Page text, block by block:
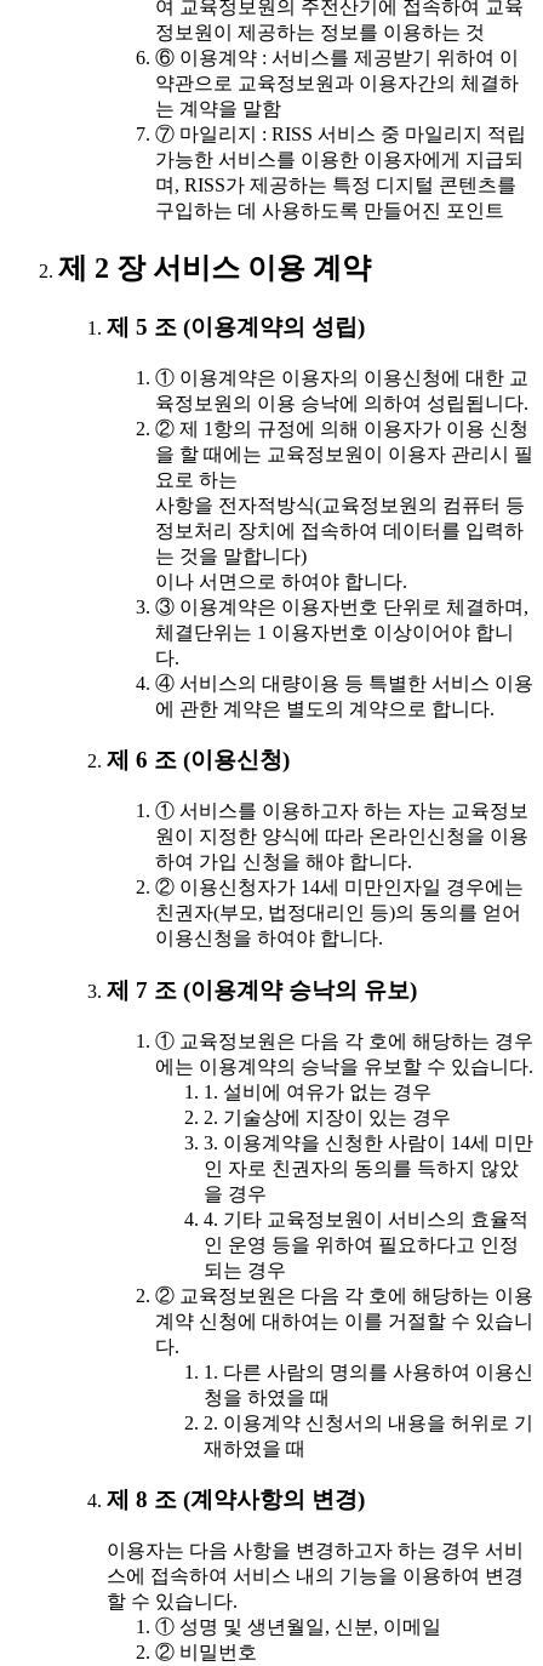
여 교육정보원의 주전산기에 접속하여 교육
정보원이 제공하는 정보를 이용하는 것
⑥ 이용계약 : 서비스를 제공받기 위하여 이
약관으로 교육정보원과 이용자간의 체결하
는 계약을 말함
⑦ 마일리지 : RISS 서비스 중 마일리지 적립
가능한 서비스를 이용한 이용자에게 지급되
며, RISS가 제공하는 특정 디지털 콘텐츠를
구입하는 데 사용하도록 만들어진 포인트
제 2 장 서비스 이용 계약
제 5 조 (이용계약의 성립)
① 이용계약은 이용자의 이용신청에 대한 교
육정보원의 이용 승낙에 의하여 성립됩니다.
② 제 1항의 규정에 의해 이용자가 이용 신청
을 할 때에는 교육정보원이 이용자 관리시 필
요로 하는
사항을 전자적방식(교육정보원의 컴퓨터 등
정보처리 장치에 접속하여 데이터를 입력하
는 것을 말합니다)
이나 서면으로 하여야 합니다.
③ 이용계약은 이용자번호 단위로 체결하며,
체결단위는 1 이용자번호 이상이어야 합니
다.
④ 서비스의 대량이용 등 특별한 서비스 이용
에 관한 계약은 별도의 계약으로 합니다.
제 6 조 (이용신청)
① 서비스를 이용하고자 하는 자는 교육정보
원이 지정한 양식에 따라 온라인신청을 이용
하여 가입 신청을 해야 합니다.
② 이용신청자가 14세 미만인자일 경우에는
친권자(부모, 법정대리인 등)의 동의를 얻어
이용신청을 하여야 합니다.
제 7 조 (이용계약 승낙의 유보)
① 교육정보원은 다음 각 호에 해당하는 경우
에는 이용계약의 승낙을 유보할 수 있습니다.
1. 설비에 여유가 없는 경우
2. 기술상에 지장이 있는 경우
3. 이용계약을 신청한 사람이 14세 미만
인 자로 친권자의 동의를 득하지 않았
을 경우
4. 기타 교육정보원이 서비스의 효율적
인 운영 등을 위하여 필요하다고 인정
되는 경우
② 교육정보원은 다음 각 호에 해당하는 이용
계약 신청에 대하여는 이를 거절할 수 있습니
다.
1. 다른 사람의 명의를 사용하여 이용신
청을 하였을 때
2. 이용계약 신청서의 내용을 허위로 기
재하였을 때
제 8 조 (계약사항의 변경)
이용자는 다음 사항을 변경하고자 하는 경우 서비
스에 접속하여 서비스 내의 기능을 이용하여 변경
할 수 있습니다.
① 성명 및 생년월일, 신분, 이메일
② 비밀번호